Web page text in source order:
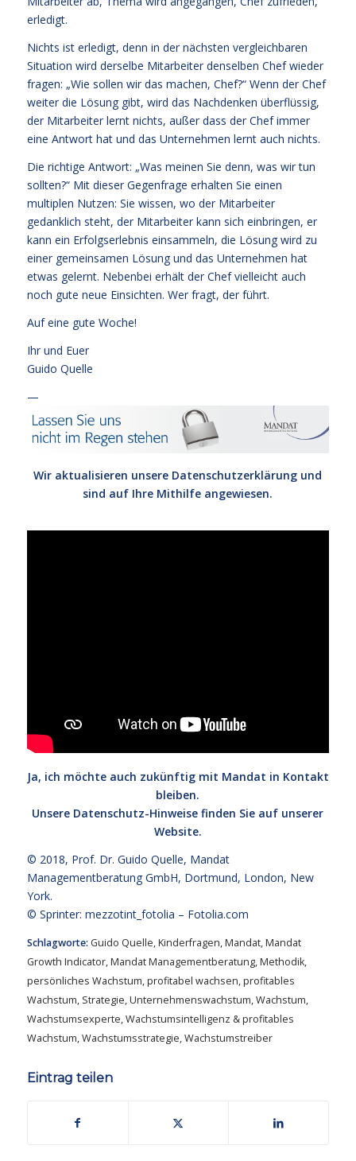
erledigt.
Nichts ist erledigt, denn in der nächsten vergleichbaren
Situation wird derselbe Mitarbeiter denselben Chef wieder
fragen: „Wie sollen wir das machen, Chef?“ Wenn der Chef
weiter die Lösung gibt, wird das Nachdenken überflüssig,
der Mitarbeiter lernt nichts, außer dass der Chef immer
eine Antwort hat und das Unternehmen lernt auch nichts.
Die richtige Antwort: „Was meinen Sie denn, was wir tun
sollten?“ Mit dieser Gegenfrage erhalten Sie einen
multiplen Nutzen: Sie wissen, wo der Mitarbeiter
gedanklich steht, der Mitarbeiter kann sich einbringen, er
kann ein Erfolgserlebnis einsammeln, die Lösung wird zu
einer gemeinsamen Lösung und das Unternehmen hat
etwas gelernt. Nebenbei erhält der Chef vielleicht auch
noch gute neue Einsichten. Wer fragt, der führt.
Auf eine gute Woche!
Ihr und Euer
Guido Quelle
—
Wir aktualisieren unsere Datenschutzerklärung und
sind auf Ihre Mithilfe angewiesen.
Ja, ich möchte auch zukünftig mit Mandat in Kontakt
bleiben.
Unsere Datenschutz-Hinweise finden Sie auf unserer
Website.
© 2018, Prof. Dr. Guido Quelle, Mandat
Managementberatung GmbH, Dortmund, London, New
York.
© Sprinter: mezzotint_fotolia – Fotolia.com
Schlagworte: Guido Quelle,Kinderfragen,Mandat,Mandat
Growth Indicator,Mandat Managementberatung,Methodik,
persönliches Wachstum,profitabel wachsen,profitables
Wachstum, Strategie,Unternehmenswachstum,Wachstum,
Wachstumsexperte,Wachstumsintelligenz & profitables
Wachstum,Wachstumsstrategie,Wachstumstreiber
Eintrag teilen